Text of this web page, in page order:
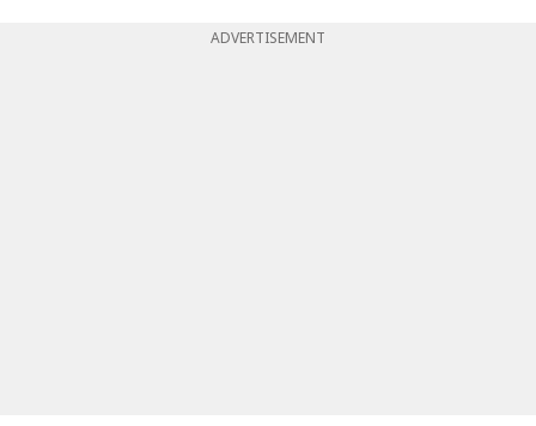
ADVERTISEMENT